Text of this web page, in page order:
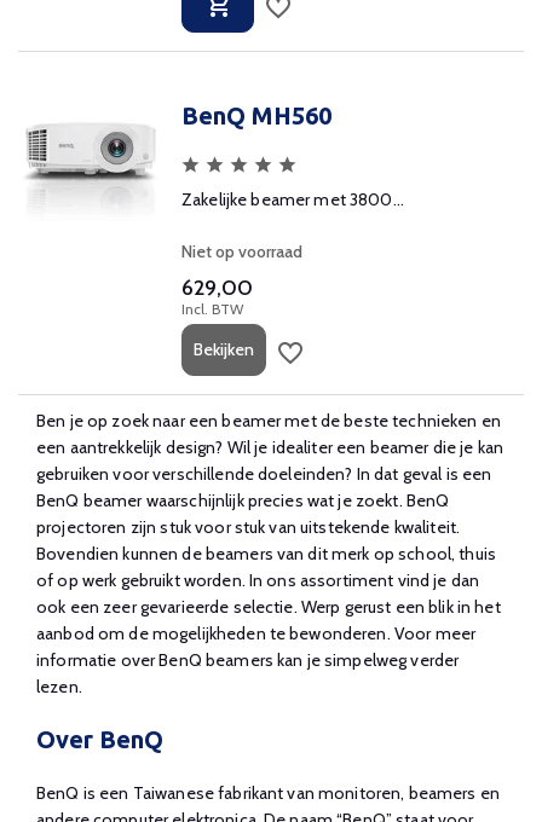
BenQ MH560
Zakelijke beamer met 3800...
Niet op voorraad
629,00
Incl. BTW
Bekijken
Ben je op zoek naar een beamer met de beste technieken en
een aantrekkelijk design? Wil je idealiter een beamer die je kan
gebruiken voor verschillende doeleinden? In dat geval is een
BenQ beamer waarschijnlijk precies wat je zoekt. BenQ
projectoren zijn stuk voor stuk van uitstekende kwaliteit.
Bovendien kunnen de beamers van dit merk op school, thuis
of op werk gebruikt worden. In ons assortiment vind je dan
ook een zeer gevarieerde selectie. Werp gerust een blik in het
aanbod om de mogelijkheden te bewonderen. Voor meer
informatie over BenQ beamers kan je simpelweg verder
lezen.
Over BenQ
BenQ is een Taiwanese fabrikant van monitoren, beamers en